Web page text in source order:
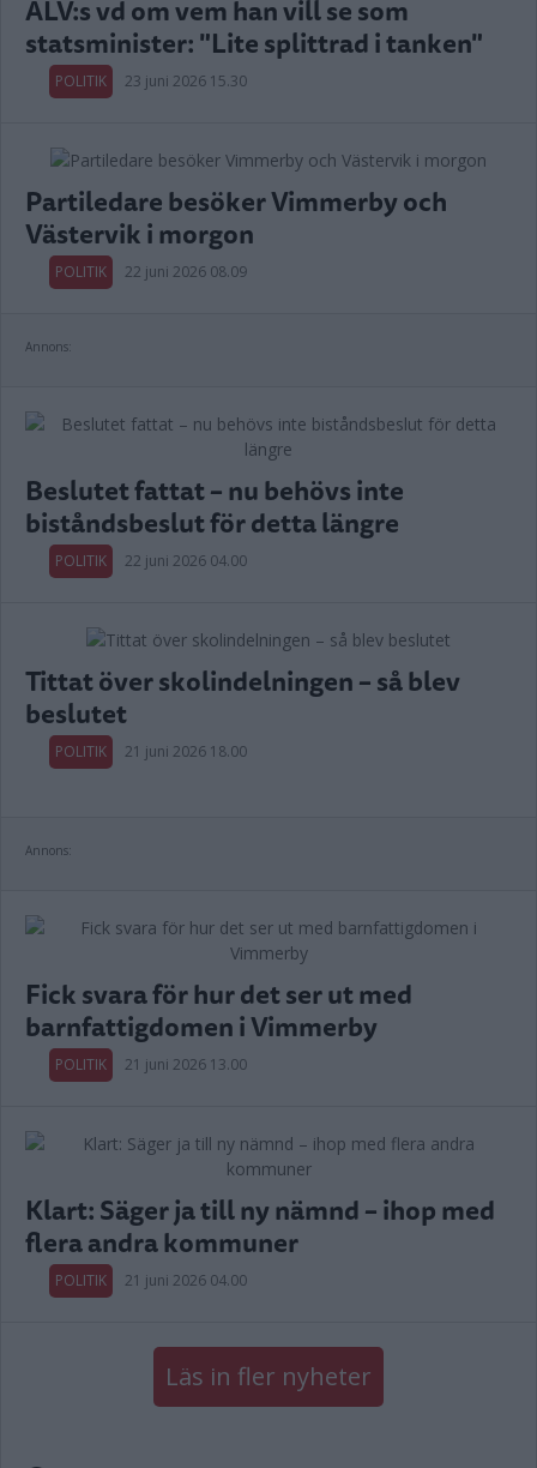
ALV:s vd om vem han vill se som
statsminister: "Lite splittrad i tanken"
POLITIK 23 juni 2026 15.30
Partiledare besöker Vimmerby och
Västervik i morgon
POLITIK 22 juni 2026 08.09
Annons:
Beslutet fattat – nu behövs inte
biståndsbeslut för detta längre
POLITIK 22 juni 2026 04.00
Tittat över skolindelningen – så blev
beslutet
POLITIK 21 juni 2026 18.00
Annons:
Fick svara för hur det ser ut med
barnfattigdomen i Vimmerby
POLITIK 21 juni 2026 13.00
Klart: Säger ja till ny nämnd – ihop med
flera andra kommuner
POLITIK 21 juni 2026 04.00
Läs in fler nyheter